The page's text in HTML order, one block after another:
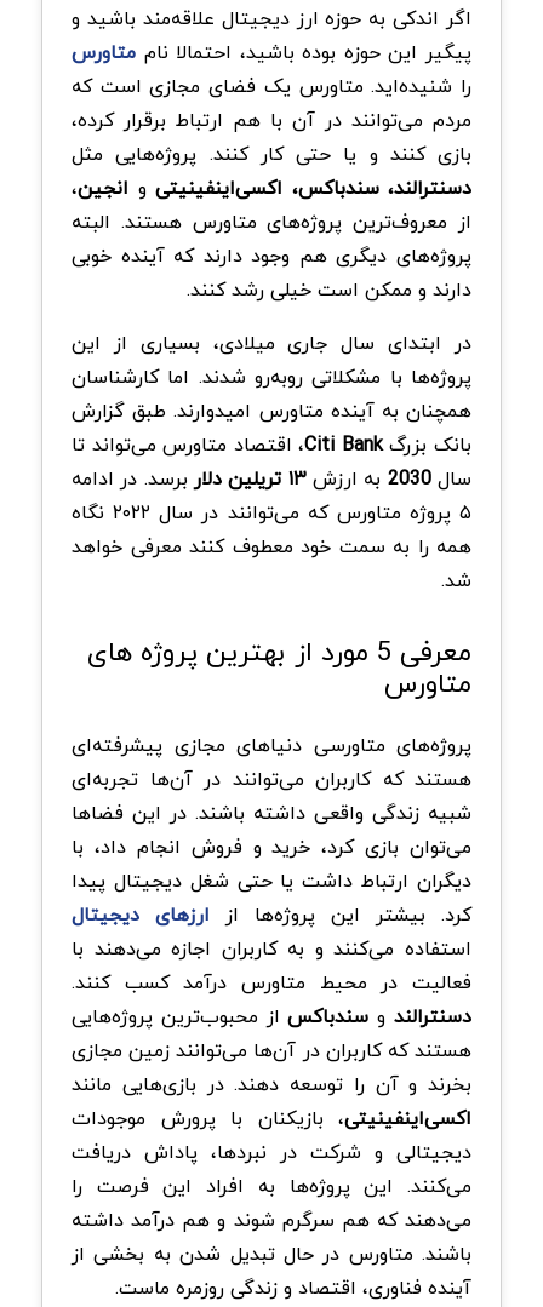
اگر اندکی به حوزه ارز دیجیتال علاقه‌مند باشید و
پیگیر این حوزه بوده باشید، احتمالا نام متاورس
را شنیده‌اید. متاورس یک فضای مجازی است که
مردم می‌توانند در آن با هم ارتباط برقرار کرده،
بازی کنند و یا حتی کار کنند. پروژه‌هایی مثل
دسنترالند، سندباکس، اکسی‌اینفینیتی و انجین،
از معروف‌ترین پروژه‌های متاورس هستند. البته
پروژه‌های دیگری هم وجود دارند که آینده خوبی
دارند و ممکن است خیلی رشد کنند.
در ابتدای سال جاری میلادی، بسیاری از این
پروژه‌ها با مشکلاتی روبه‌رو شدند. اما کارشناسان
همچنان به آینده متاورس امیدوارند. طبق گزارش
بانک بزرگCiti Bank، اقتصاد متاورس می‌تواند تا
سال2030 به ارزش۱۳ تریلین دلار
برسد. در ادامه
۵ پروژه متاورس که می‌توانند در سال ۲۰۲۲ نگاه
همه را به سمت خود معطوف کنند معرفی خواهد
شد.
معرفی 5 مورد از بهترین پروژه های
متاورس
پروژه‌های متاورسی دنیاهای مجازی پیشرفته‌ای
هستند که کاربران می‌توانند در آن‌ها تجربه‌ای
شبیه زندگی واقعی داشته باشند. در این فضاها
می‌توان بازی کرد، خرید و فروش انجام داد، با
دیگران ارتباط داشت یا حتی شغل دیجیتال پیدا
کرد. بیشتر این پروژه‌ها از ارزهای دیجیتال
استفاده می‌کنند و به کاربران اجازه می‌دهند با
فعالیت در محیط متاورس درآمد کسب کنند.
دسنترالندو سندباکساز محبوب‌ترین پروژه‌هایی
هستند که کاربران در آن‌ها می‌توانند زمین مجازی
بخرند و آن را توسعه دهند. در بازی‌هایی مانند
اکسی‌اینفینیتی، بازیکنان با پرورش موجودات
دیجیتالی و شرکت در نبردها، پاداش دریافت
می‌کنند. این پروژه‌ها به افراد این فرصت را
می‌دهند که هم سرگرم شوند و هم درآمد داشته
باشند. متاورس در حال تبدیل شدن به بخشی از
آینده فناوری، اقتصاد و زندگی روزمره ماست.